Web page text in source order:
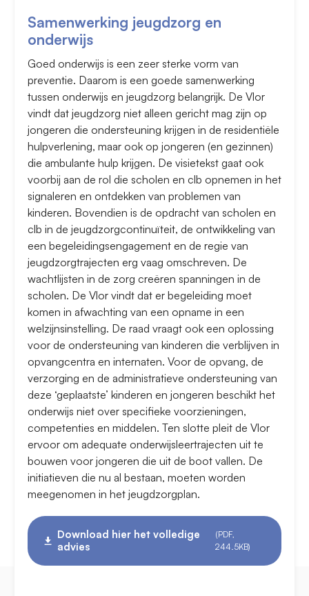
Samenwerking jeugdzorg en
onderwijs
Goed onderwijs is een zeer sterke vorm van
preventie. Daarom is een goede samenwerking
tussen onderwijs en jeugdzorg belangrijk. De Vlor
vindt dat jeugdzorg niet alleen gericht mag zijn op
jongeren die ondersteuning krijgen in de residentiële
hulpverlening, maar ook op jongeren (en gezinnen)
die ambulante hulp krijgen. De visietekst gaat ook
voorbij aan de rol die scholen en clb opnemen in het
signaleren en ontdekken van problemen van
kinderen. Bovendien is de opdracht van scholen en
clb in de jeugdzorgcontinuïteit, de ontwikkeling van
een begeleidingsengagement en de regie van
jeugdzorgtrajecten erg vaag omschreven. De
wachtlijsten in de zorg creëren spanningen in de
scholen. De Vlor vindt dat er begeleiding moet
komen in afwachting van een opname in een
welzijnsinstelling. De raad vraagt ook een oplossing
voor de ondersteuning van kinderen die verblijven in
opvangcentra en internaten. Voor de opvang, de
verzorging en de administratieve ondersteuning van
deze ‘geplaatste’ kinderen en jongeren beschikt het
onderwijs niet over specifieke voorzieningen,
competenties en middelen. Ten slotte pleit de Vlor
ervoor om adequate onderwijsleertrajecten uit te
bouwen voor jongeren die uit de boot vallen. De
initiatieven die nu al bestaan, moeten worden
meegenomen in het jeugdzorgplan.
Download hier het volledige
advies
(PDF,
244.5KB)